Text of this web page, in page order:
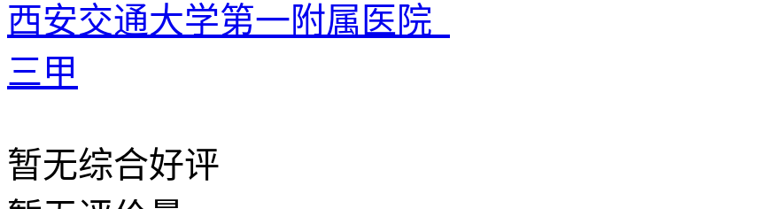
西安交通大学第一附属医院
三甲
暂无综合好评